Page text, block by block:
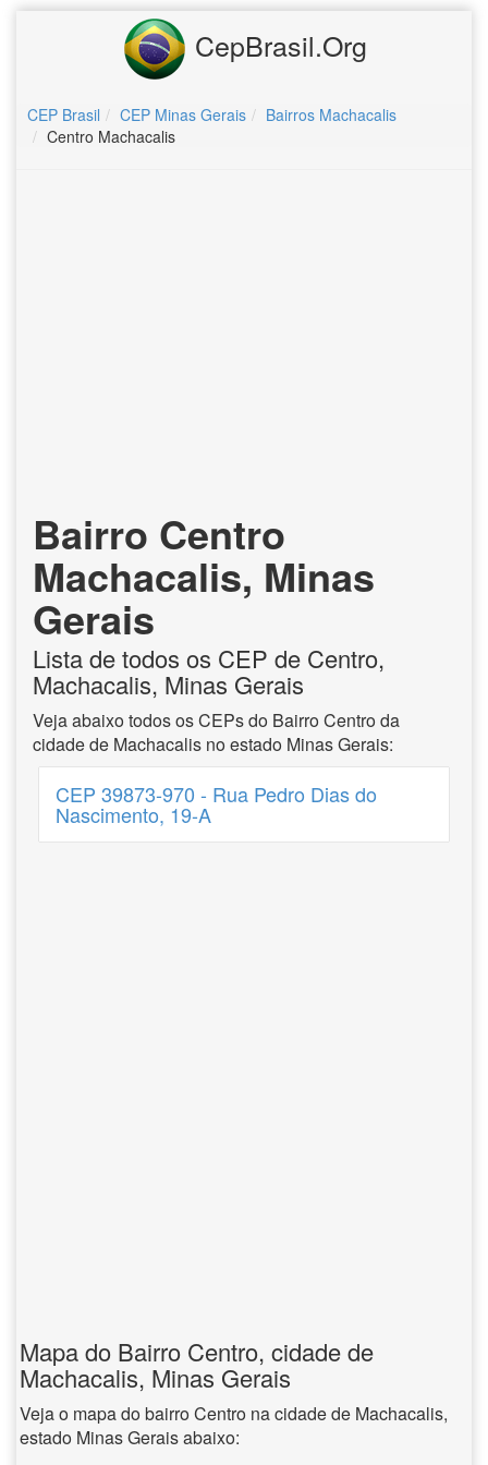
CepBrasil.Org
CEP Brasil CEP Minas Gerais
Bairros Machacalis
Centro Machacalis
Bairro Centro
Machacalis, Minas
Gerais
Lista de todos os CEP de Centro,
Machacalis, Minas Gerais
Veja abaixo todos os CEPs do Bairro Centro da
cidade de Machacalis no estado Minas Gerais:
CEP 39873-970 - Rua Pedro Dias do
Nascimento, 19-A
Mapa do Bairro Centro, cidade de
Machacalis, Minas Gerais
Veja o mapa do bairro Centro na cidade de Machacalis,
estado Minas Gerais abaixo: